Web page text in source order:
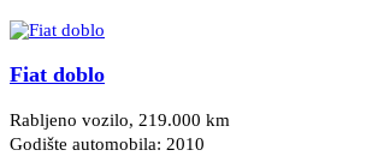
Fiat doblo
Rabljeno vozilo, 219.000 km
Godište automobila: 2010